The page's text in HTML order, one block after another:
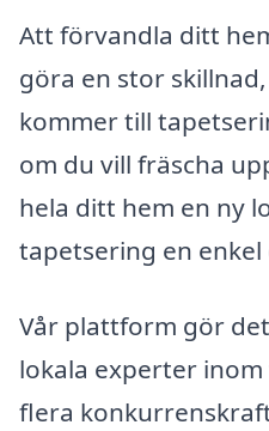
Att förvandla ditt
göra en stor
kommer till
om du vill fräscha
hela ditt hem en ny
tapetsering en
Vår plattform gör
lokala experter
flera